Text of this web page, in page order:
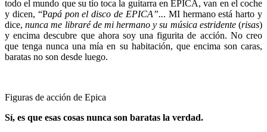
todo el mundo que su tío toca la guitarra en EPICA, van en el coche
y dicen, “Papá pon el disco de EPICA”... MI hermano está harto y
dice,nunca me libraré de mi hermano y su música estridente(risas)
y encima descubre que ahora soy una figurita de acción. No creo
que tenga nunca una mía en su habitación, que encima son caras,
baratas no son desde luego.
Figuras de acción de Epica
Sí, es que esas cosas nunca son baratas la verdad.